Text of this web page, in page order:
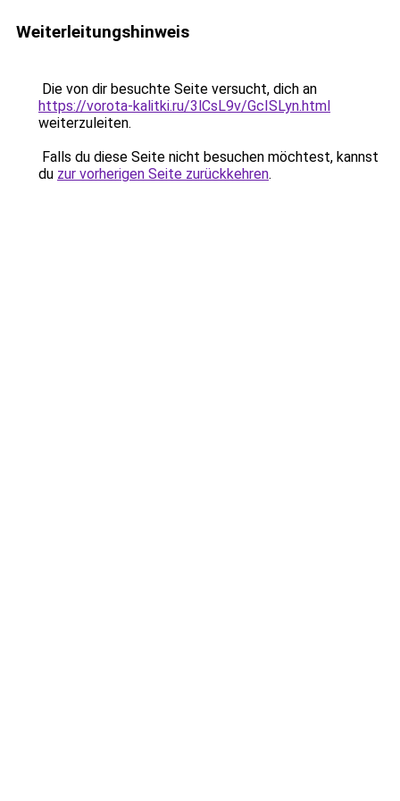
Weiterleitungshinweis
Die von dir besuchte Seite versucht, dich an
https://vorota-kalitki.ru/3lCsL9v/GcISLyn.html
weiterzuleiten.
Falls du diese Seite nicht besuchen möchtest, kannst
du zur vorherigen Seite zurückkehren.